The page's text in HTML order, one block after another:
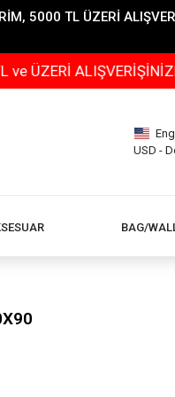
5000 TL ÜZERİ
ALIŞVERİŞİNİZE
USD -
BAG/